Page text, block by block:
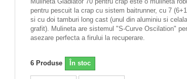
pentru pescuit la crap cu sistem baitrunner, cu 7
si cu doi tamburi long cast (unul din aluminiu si
grafit). Mulineta are sistemul "S-Curve Oscilation"
asezare perfecta a firului la recuperare.
6 Produse În stoc